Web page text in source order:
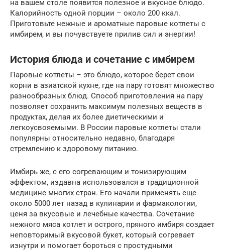
на вашем столе появится полезное и вкусное блюдо.
Калорийность одной порции – около 200 ккал.
Приготовьте нежные и ароматные паровые котлеты с
имбирем, и вы почувствуете прилив сил и энергии!
История блюда и сочетание с имбирем
Паровые котлеты – это блюдо, которое берет свои
корни в азиатской кухне, где на пару готовят множество
разнообразных блюд. Способ приготовления на пару
позволяет сохранить максимум полезных веществ в
продуктах, делая их более диетическими и
легкоусвояемыми. В России паровые котлеты стали
популярны относительно недавно, благодаря
стремлению к здоровому питанию.
Имбирь же, с его согревающим и тонизирующим
эффектом, издавна использовался в традиционной
медицине многих стран. Его начали применять еще
около 5000 лет назад в кулинарии и фармакологии,
ценя за вкусовые и лечебные качества. Сочетание
нежного мяса котлет и острого, пряного имбиря создает
неповторимый вкусовой букет, который согревает
изнутри и помогает бороться с простудными